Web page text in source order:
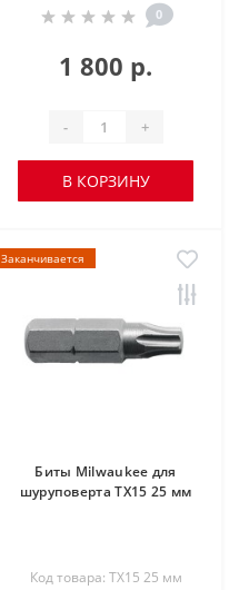
0
1 800 р.
- +
В КОРЗИНУ
Заканчивается
Биты Milwaukee для
шуруповерта TX15 25 мм
Код товара: TX15 25 мм